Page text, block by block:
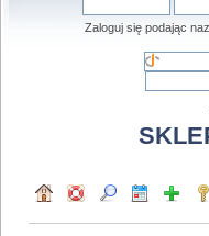
Zaloguj się podając